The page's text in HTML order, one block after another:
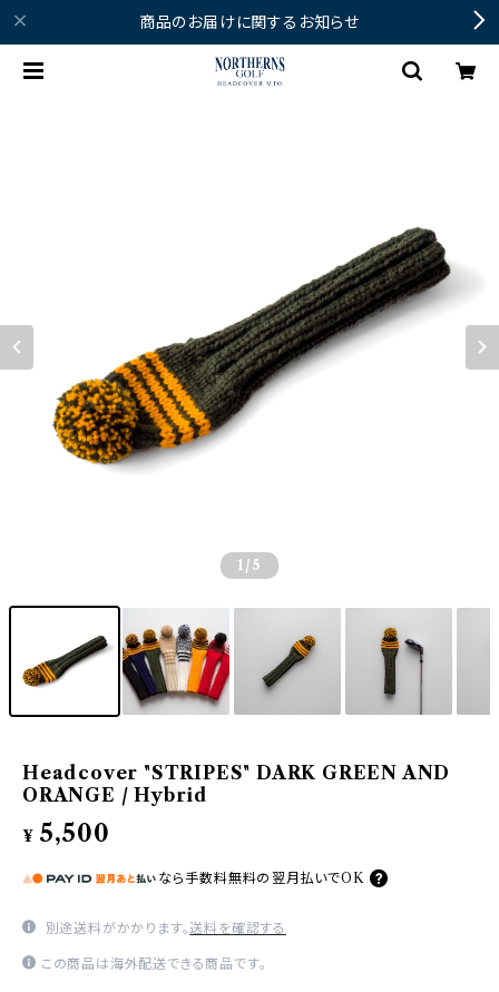
商品のお届けに関するお知らせ
1 /5
Headcover "STRIPES" DARK GREEN AND
ORANGE / Hybrid
¥ 5,500
なら 手数料無料の 翌月払いでOK
別途送料がかかります。送料を確認する
この商品は海外配送できる商品です。